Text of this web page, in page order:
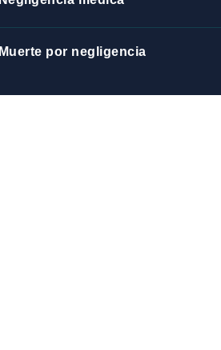
Muerte por negligencia